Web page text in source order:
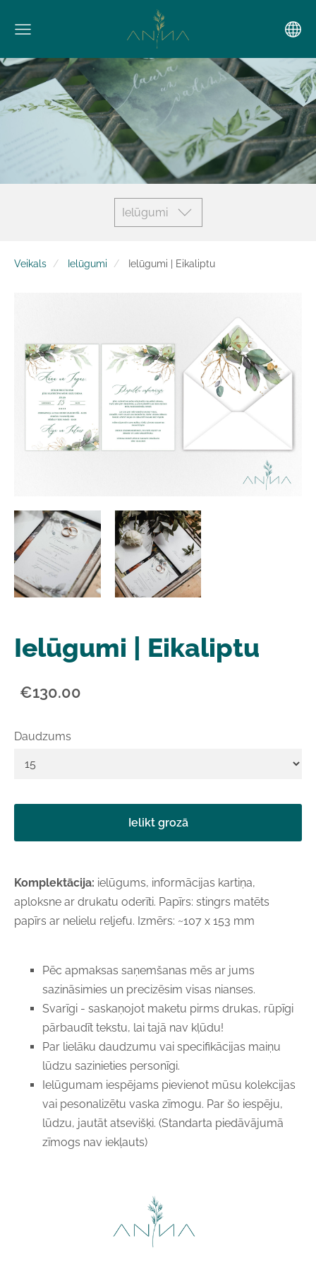
Ielūgumi
Veikals Ielūgumi Ielūgumi | Eikaliptu
Ielūgumi | Eikaliptu
€130.00
Daudzums
Ielikt grozā
Komplektācija: ielūgums, informācijas kartiņa,
aploksne ar drukatu oderīti. Papīrs: stingrs matēts
papīrs ar nelielu reljefu. Izmērs: ~107 x 153 mm
Pēc apmaksas saņemšanas mēs ar jums
sazināsimies un precizēsim visas nianses.
Svarīgi - saskaņojot maketu pirms drukas, rūpīgi
pārbaudīt tekstu, lai tajā nav kļūdu!
Par lielāku daudzumu vai specifikācijas maiņu
lūdzu sazinieties personīgi.
Ielūgumam iespējams pievienot mūsu kolekcijas
vai pesonalizētu vaska zīmogu. Par šo iespēju,
lūdzu, jautāt atsevišķi. (Standarta piedāvājumā
zīmogs nav iekļauts)